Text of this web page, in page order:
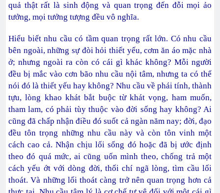
quả thật rất là sinh động và quan trọng đến đỗi mọi ảo
tưởng, mọi tưởng tượng đều vô nghĩa.
Hiểu biết nhu cầu có tầm quan trọng rất lớn. Có nhu cầu
bên ngoài, những sự đòi hỏi thiết yếu, cơm ăn áo mặc nhà
ở; nhưng ngoài ra còn có cái gì khác không? Mỗi người
đều bị mắc vào cơn bão nhu cầu nội tâm, nhưng ta có thể
nói đó là thiết yếu hay không? Nhu cầu về phái tính, thành
tựu, lòng khao khát bắt buộc từ khát vọng, ham muốn,
tham lam, có phải tùy thuộc vào đời sống hay không? Ai
cũng đã chấp nhận điều đó suốt cả ngàn năm nay; đời, đạo
đều tôn trọng những nhu cầu này và còn tôn vinh một
cách cao cả. Nhận chịu lối sống đó hoặc đã bị ước định
theo đó quá mức, ai cũng uốn mình theo, chống trả một
cách yếu ớt với dòng đời, thối chí ngã lòng, tìm cầu lối
thoát. Và những lối thoát càng trở nên quan trọng hơn cả